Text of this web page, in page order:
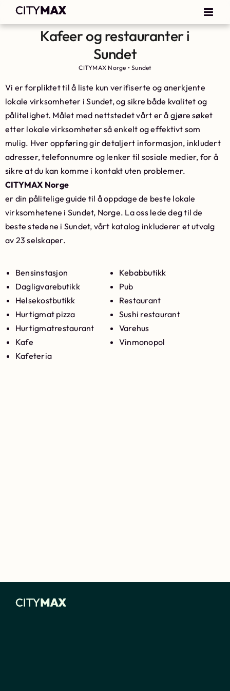
Kafeer og restauranter i
Sundet
CITYMAX Norge •Sundet
Vi er forpliktet til å liste kun verifiserte og anerkjente
lokale virksomheter i Sundet, og sikre både kvalitet og
pålitelighet. Målet med nettstedet vårt er å gjøre søket
etter lokale virksomheter så enkelt og effektivt som
mulig. Hver oppføring gir detaljert informasjon, inkludert
adresser, telefonnumre og lenker til sosiale medier, for å
sikre at du kan komme i kontakt uten problemer.
CITYMAX Norge
er din pålitelige guide til å oppdage de beste lokale
virksomhetene i Sundet, Norge. La oss lede deg til de
beste stedene i Sundet, vårt katalog inkluderer et utvalg
av 23 selskaper.
Bensinstasjon
Dagligvarebutikk
Helsekostbutikk
Hurtigmat pizza
Hurtigmatrestaurant
Kafe
Kafeteria
Kebabbutikk
Pub
Restaurant
Sushi restaurant
Varehus
Vinmonopol